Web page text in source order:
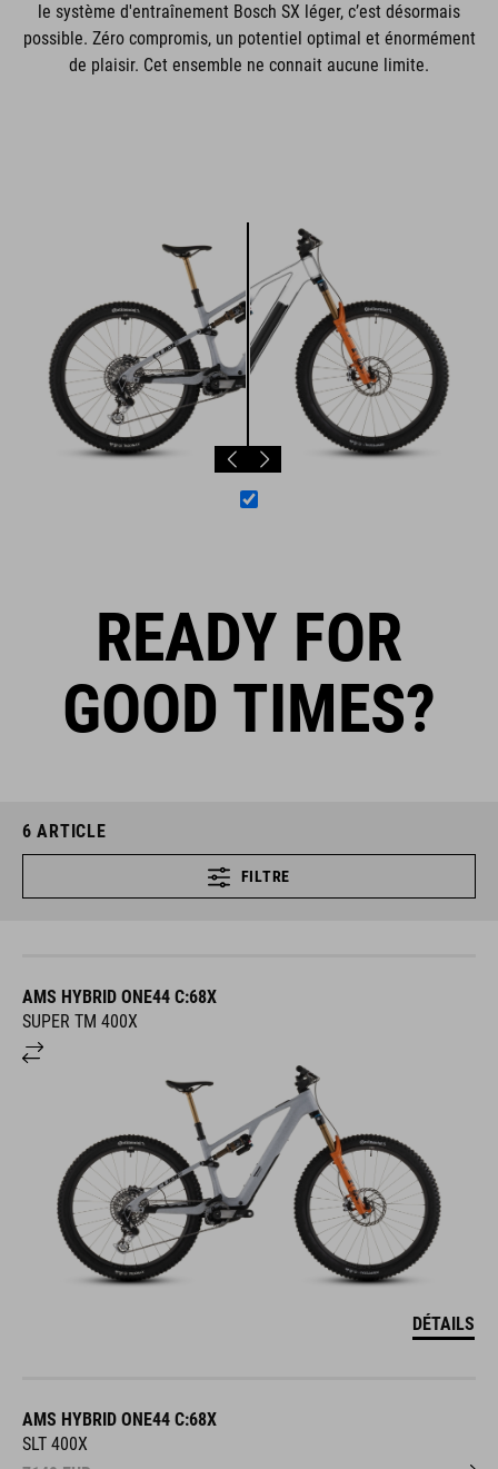
le système d'entraînement Bosch SX léger, c’est désormais
possible. Zéro compromis, un potentiel optimal et énormément
de plaisir. Cet ensemble ne connait aucune limite.
READY FOR
GOOD TIMES?
6 ARTICLE
FILTRE
AMS HYBRID ONE44 C:68X
SUPER TM 400X
DÉTAILS
AMS HYBRID ONE44 C:68X
SLT 400X